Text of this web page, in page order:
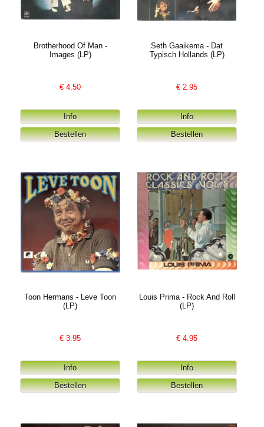
Brotherhood Of Man -
Images (LP)
€4.50
Seth Gaaikema - Dat
Typisch Hollands (LP)
€ 2.95
Toon Hermans - Leve Toon
(LP)
€3.95
Louis Prima - Rock And Roll
(LP)
€4.95